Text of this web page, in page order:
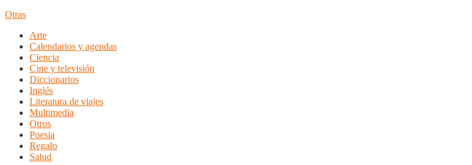
Otras
Arte
Calendarios y agendas
Ciencia
Cine y televisión
Diccionarios
Inglés
Literatura de viajes
Multimedia
Otros
Poesia
Regalo
Salud